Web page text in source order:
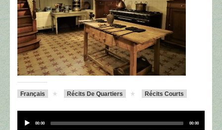
Français Récits De Quartiers Récits Courts
Player
Current
00:00 Total
00:00